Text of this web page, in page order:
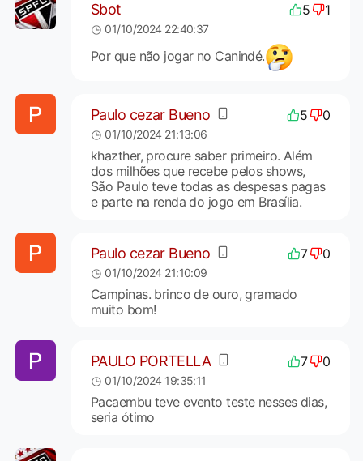
Sbot 5 1
01/10/2024 22:40:37
Por que não jogar no Canindé.
Paulo cezar Bueno 5 0
01/10/2024 21:13:06
khazther, procure saber primeiro. Além
dos milhões que recebe pelos shows,
São Paulo teve todas as despesas pagas
e parte na renda do jogo em Brasília.
Paulo cezar Bueno 7 0
01/10/2024 21:10:09
Campinas. brinco de ouro, gramado
muito bom!
PAULO PORTELLA 7 0
01/10/2024 19:35:11
Pacaembu teve evento teste nesses dias,
seria ótimo